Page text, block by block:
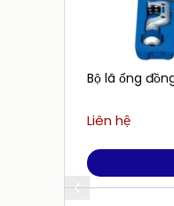
Bộ lã ống
Liên hệ